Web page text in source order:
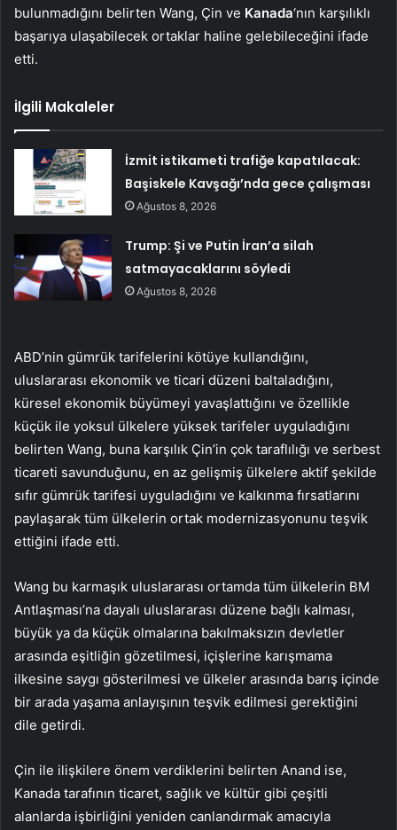
bulunmadığını belirten Wang, Çin ve Kanada‘nın karşılıklı
başarıya ulaşabilecek ortaklar haline gelebileceğini ifade
etti.
İlgili Makaleler
İzmit istikameti trafiğe kapatılacak:
Başiskele Kavşağı’nda gece çalışması
Ağustos 8, 2026
Trump: Şi ve Putin İran’a silah
satmayacaklarını söyledi
Ağustos 8, 2026
ABD’nin gümrük tarifelerini kötüye kullandığını,
uluslararası ekonomik ve ticari düzeni baltaladığını,
küresel ekonomik büyümeyi yavaşlattığını ve özellikle
küçük ile yoksul ülkelere yüksek tarifeler uyguladığını
belirten Wang, buna karşılık Çin’in çok taraflılığı ve serbest
ticareti savunduğunu, en az gelişmiş ülkelere aktif şekilde
sıfır gümrük tarifesi uyguladığını ve kalkınma fırsatlarını
paylaşarak tüm ülkelerin ortak modernizasyonunu teşvik
ettiğini ifade etti.
Wang bu karmaşık uluslararası ortamda tüm ülkelerin BM
Antlaşması’na dayalı uluslararası düzene bağlı kalması,
büyük ya da küçük olmalarına bakılmaksızın devletler
arasında eşitliğin gözetilmesi, içişlerine karışmama
ilkesine saygı gösterilmesi ve ülkeler arasında barış içinde
bir arada yaşama anlayışının teşvik edilmesi gerektiğini
dile getirdi.
Çin ile ilişkilere önem verdiklerini belirten Anand ise,
Kanada tarafının ticaret, sağlık ve kültür gibi çeşitli
alanlarda işbirliğini yeniden canlandırmak amacıyla